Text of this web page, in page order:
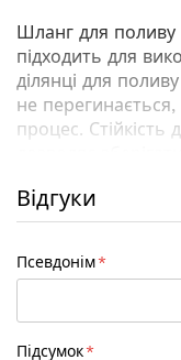
Шланг для поливу
підходить для
ділянці для
не
процес. Стійкість
дозволяє
Ключові
Перший
чорного
водоростей на
Другий шар
Відгуки
Псевдонім
Підсумок